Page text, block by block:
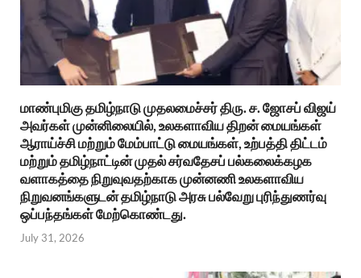
மாண்புமிகு தமிழ்நாடு முதலமைச்சர் திரு. ச. ஜோசப் விஜய்
அவர்கள் முன்னிலையில், உலகளாவிய திறன் மையங்கள்
ஆராய்ச்சி மற்றும் மேம்பாட்டு மையங்கள், உற்பத்தி திட்டம்
மற்றும் தமிழ்நாட்டின் முதல் சர்வதேசப் பல்கலைக்கழக
வளாகத்தை நிறுவுவதற்காக முன்னணி உலகளாவிய
நிறுவனங்களுடன் தமிழ்நாடு அரசு பல்வேறு புரிந்துணர்வு
ஒப்பந்தங்கள் மேற்கொண்டது.
July 31, 2026